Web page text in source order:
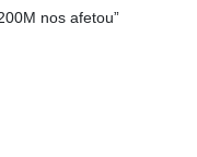
nos afetou”